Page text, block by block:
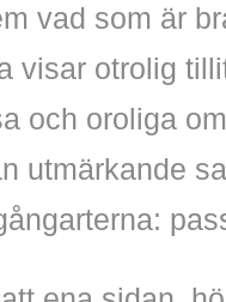
vad som är
visar otrolig
och oroliga
utmärkande